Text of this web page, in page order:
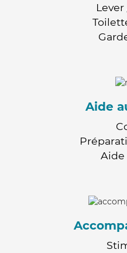
Aide
Aide